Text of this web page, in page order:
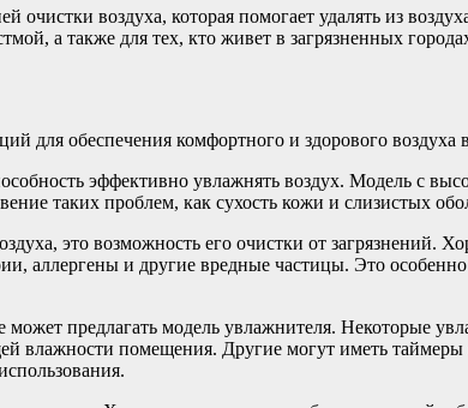
воздуха, которая помогает удалять из
а также для тех, кто живет в загрязненных
для обеспечения комфортного и здорового
эффективно увлажнять воздух. Модель с
таких проблем, как сухость кожи и слизистых
это возможность его очистки от загрязнений.
аллергены и другие вредные частицы. Это
предлагать модель увлажнителя. Некоторые
влажности помещения. Другие могут иметь